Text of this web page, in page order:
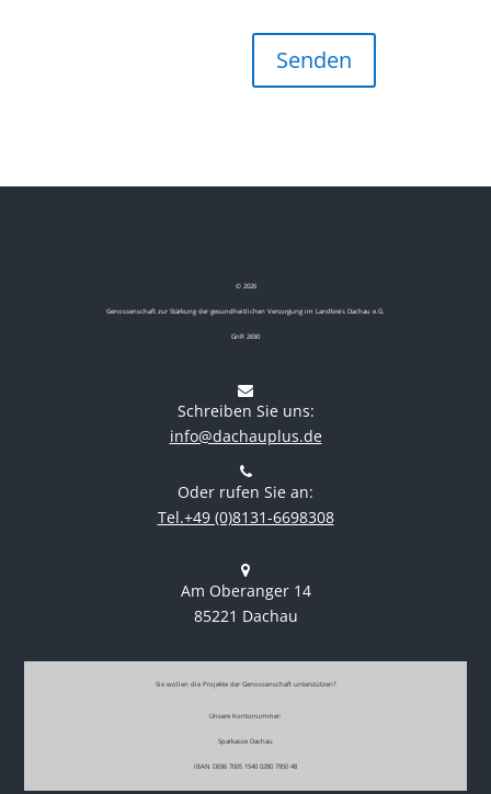
© 2026
Genossenschaft zur Stärkung der gesundheitlichen Versorgung im Landkreis Dachau e.G.
GnR 2690
Schreiben Sie uns:
info@dachauplus.de
Oder rufen Sie an:
Tel.+49 (0)8131-6698308
Am Oberanger 14
85221 Dachau
Sie wollen die Projekte der Genossenschaft unterstützen?
Unsere Kontonummer:
Sparkasse Dachau
IBAN DE86 7005 1540 0280 7950 48